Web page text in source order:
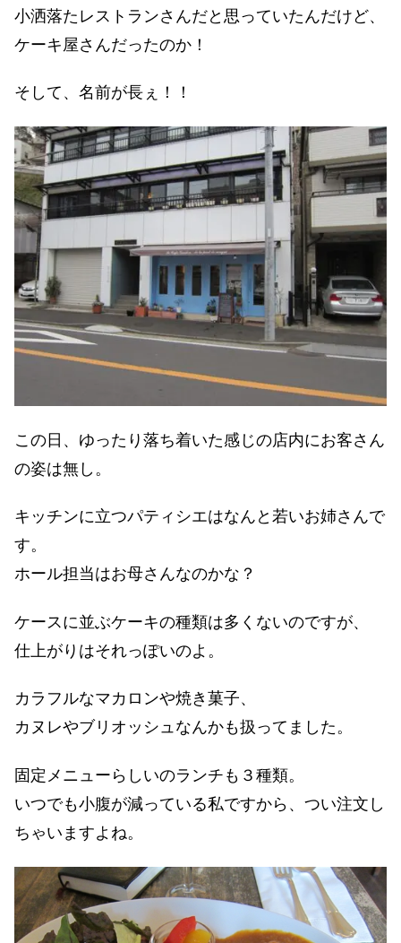
小洒落たレストランさんだと思っていたんだけど、
ケーキ屋さんだったのか！
そして、名前が長ぇ！！
この日、ゆったり落ち着いた感じの店内にお客さん
の姿は無し。
キッチンに立つパティシエはなんと若いお姉さんで
す。
ホール担当はお母さんなのかな？
ケースに並ぶケーキの種類は多くないのですが、
仕上がりはそれっぽいのよ。
カラフルなマカロンや焼き菓子、
カヌレやブリオッシュなんかも扱ってました。
固定メニューらしいのランチも３種類。
いつでも小腹が減っている私ですから、つい注文し
ちゃいますよね。